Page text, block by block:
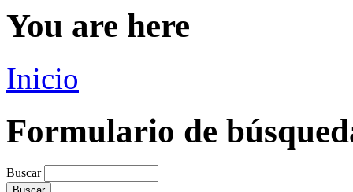
You are here
Inicio
Formulario de
Buscar